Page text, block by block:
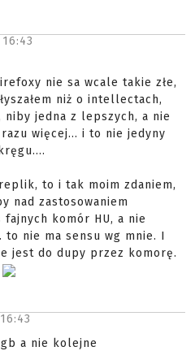
16:43
nie sa wcale takie złe,
niż o intellectach,
jedna z lepszych, a nie
więcej... i to nie jedyny
to i tak moim zdaniem,
nad zastosowaniem
komór HU, a nie
nie ma sensu wg mnie. I
jest do dupy przez komorę.
16:43
a nie kolejne